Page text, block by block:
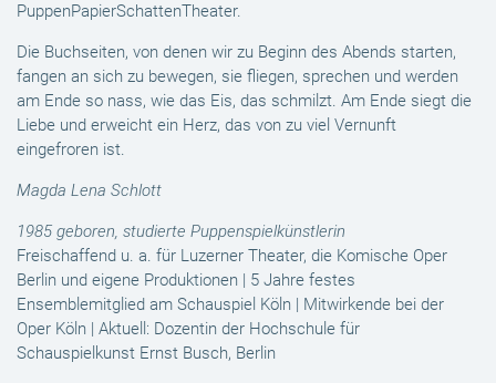
PuppenPapierSchattenTheater.
Die Buchseiten, von denen wir zu Beginn des Abends starten,
fangen an sich zu bewegen, sie fliegen, sprechen und werden
am Ende so nass, wie das Eis, das schmilzt. Am Ende siegt die
Liebe und erweicht ein Herz, das von zu viel Vernunft
eingefroren ist.
Magda Lena Schlott
1985 geboren, studierte Puppenspielkünstlerin
Freischaffend u. a. für Luzerner Theater, die Komische Oper
Berlin und eigene Produktionen | 5 Jahre festes
Ensemblemitglied am Schauspiel Köln | Mitwirkende bei der
Oper Köln | Aktuell: Dozentin der Hochschule für
Schauspielkunst Ernst Busch, Berlin